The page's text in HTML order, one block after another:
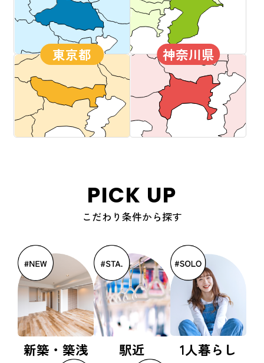
東京都 神奈川県
PICK UP
こだわり条件から探す
新築・築浅 駅近 1人暮らし